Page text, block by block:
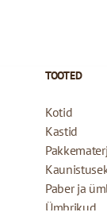
TOOTED
Kotid
Kastid
Paber ja
Ümbrikud